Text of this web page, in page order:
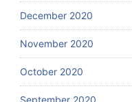
December 2020
November 2020
October 2020
September 2020